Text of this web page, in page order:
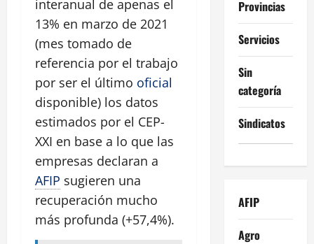
interanual de apenas el
13% en marzo de 2021
(mes tomado de
referencia por el trabajo
por ser el último oficial
disponible) los datos
estimados por el CEP-
XXI en base a lo que las
empresas declaran a
AFIP sugieren una
recuperación mucho
más profunda (+57,4%).
Provincias
Servicios
Sin
categoría
Sindicatos
AFIP
Agro